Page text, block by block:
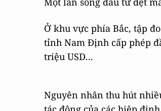
Ở khu vực phía Bắc, tập
tỉnh Nam Định cấp phép
triệu USD...
Nguyên nhân thu hút